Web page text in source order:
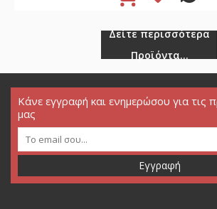
Δείτε περισσότερα
Προϊόντα...
Κάνε εγγραφή και ενημερώσου για τις
μας
Εγγραφή